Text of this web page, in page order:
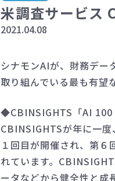
米調査サービス
2021.04.08
シナモンAIが、財務デー
取り組んでいる最も有望
◆CBINSIGHTS「AI 100
CBINSIGHTSが年に一
１回目が開催され、第
れています。
ータなどから健全性と成